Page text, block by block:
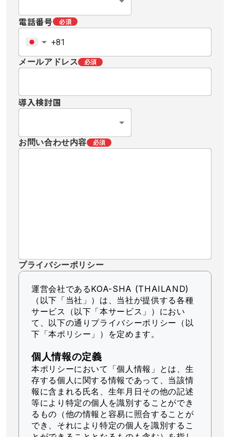
電話番号 必須
メールアドレス 必須
導入検討国
お問い合わせ内容 必須
プライバシーポリシー
運営会社であるKOA-SHA (THAILAND)
（以下「当社」） は、当社が提供する各種
サービス（以下「本サービス」）におい
て、以下の通りプライバシーポリシー（以
下「本ポリシー」）を定めます。
個人情報の定義
本ポリシーにおいて「個人情報」とは、生
存する個人に関する情報であって、当該情
報に含まれる氏名、生年月日その他の記述
等により特定の個人を識別することができ
るもの（他の情報と容易に照合することが
でき、それにより特定の個人を識別するこ